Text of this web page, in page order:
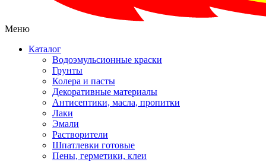
Меню
Каталог
Водоэмульсионные краски
Грунты
Колера и пасты
Декоративные материалы
Антисептики, масла, пропитки
Лаки
Эмали
Растворители
Шпатлевки готовые
Пены, герметики, клеи